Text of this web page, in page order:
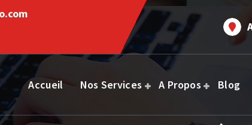
Accueil Nos Services A Propos Blog